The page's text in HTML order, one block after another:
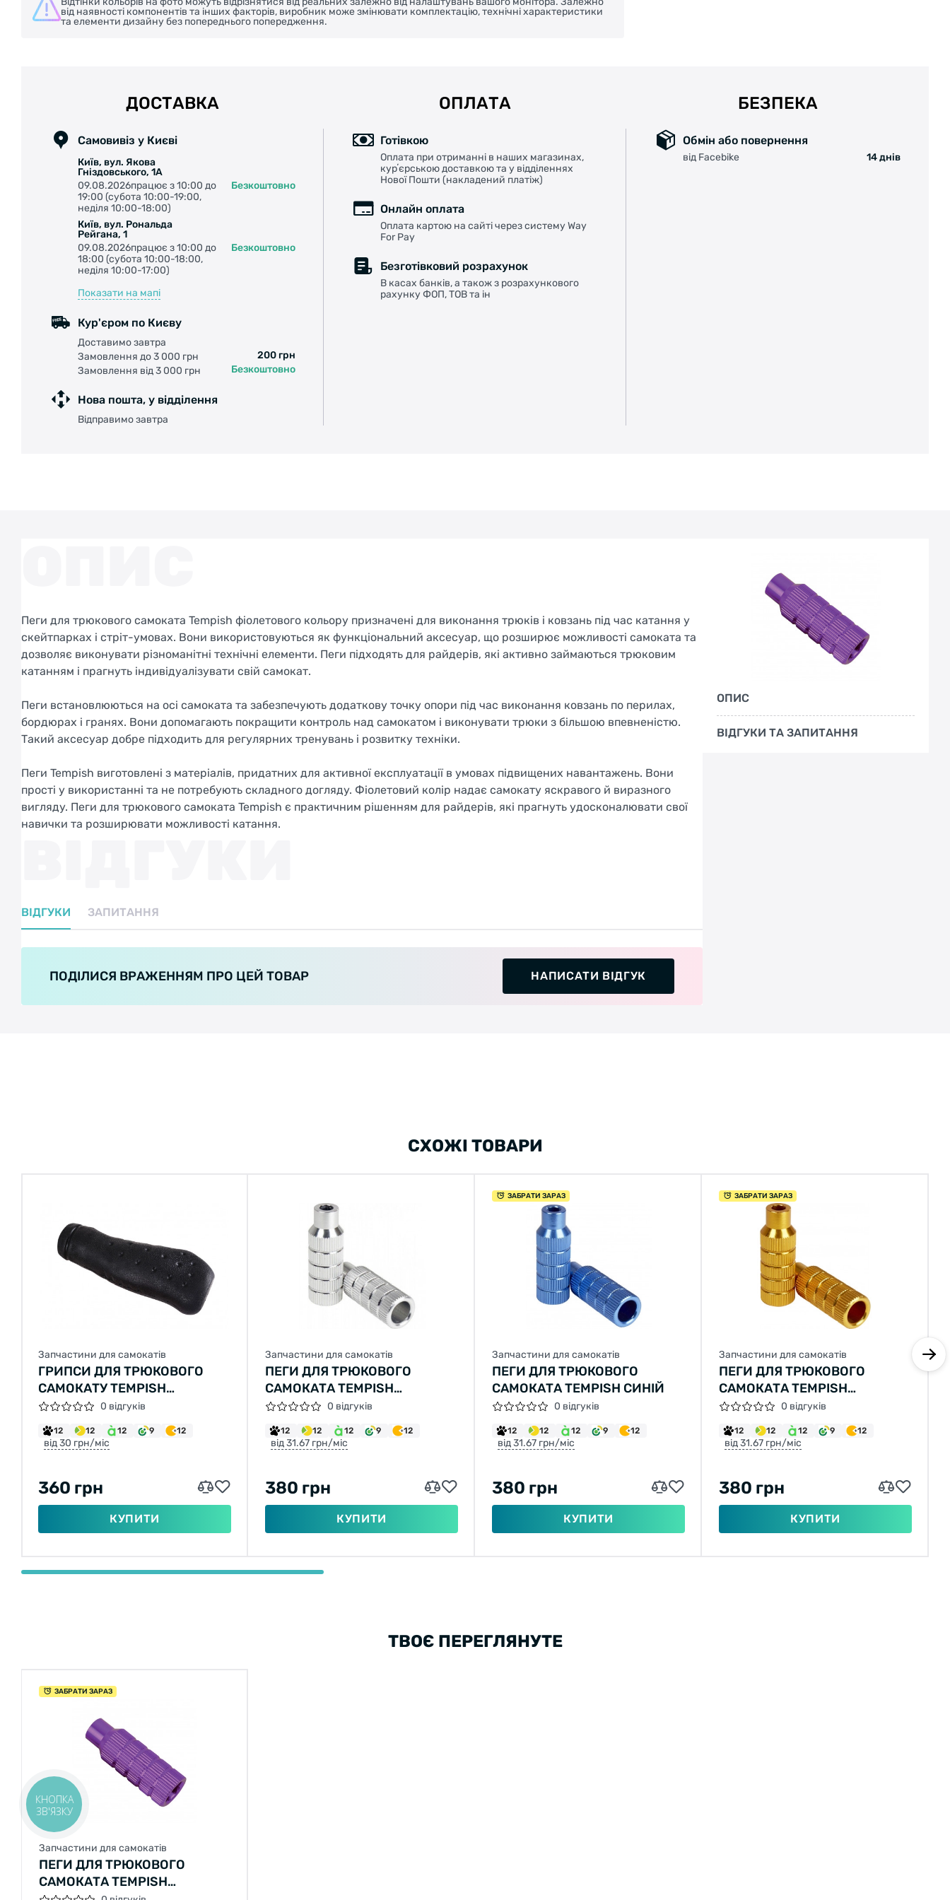
від наявності компонентів та інших факторів, виробник може змінювати комплектацію, технічні характеристики
та елементи дизайну без попереднього попередження.
ДОСТАВКА
Самовивіз у Києві
Київ, вул. Якова
Гніздовського, 1А
09.08.2026працює з 10:00 до
19:00 (субота 10:00-19:00,
неділя 10:00-18:00)
Безкоштовно
Київ, вул. Рональда
Рейгана, 1
09.08.2026працює з 10:00 до
18:00 (субота 10:00-18:00,
неділя 10:00-17:00)
Безкоштовно
Показати на мапі
Кур'єром по Києву
Доставимо завтра
Замовлення до 3 000 грн
200 грн
Замовлення від 3 000 грн
Безкоштовно
Нова пошта, у відділення
Відправимо завтра
ОПЛАТА
Готівкою
Оплата при отриманні в наших магазинах,
курʼєрською доставкою та у відділеннях
Нової Пошти (накладений платіж)
Онлайн оплата
Оплата картою на сайті через систему Way
For Pay
Безготівковий розрахунок
В касах банків, а також з розрахункового
рахунку ФОП, ТОВ та ін
БЕЗПЕКА
Обмін або повернення
від Facebike 14 днів
Пеги для трюкового самоката Tempish фіолетового кольору призначені для виконання трюків і ковзань під час катання у
скейтпарках і стріт-умовах. Вони використовуються як функціональний аксесуар, що розширює можливості самоката та
дозволяє виконувати різноманітні технічні елементи. Пеги підходять для райдерів, які активно займаються трюковим
катанням і прагнуть індивідуалізувати свій самокат.
Пеги встановлюються на осі самоката та забезпечують додаткову точку опори під час виконання ковзань по перилах,
бордюрах і гранях. Вони допомагають покращити контроль над самокатом і виконувати трюки з більшою впевненістю.
Такий аксесуар добре підходить для регулярних тренувань і розвитку техніки.
Пеги Tempish виготовлені з матеріалів, придатних для активної експлуатації в умовах підвищених навантажень. Вони
прості у використанні та не потребують складного догляду. Фіолетовий колір надає самокату яскравого й виразного
вигляду. Пеги для трюкового самоката Tempish є практичним рішенням для райдерів, які прагнуть удосконалювати свої
навички та розширювати можливості катання.
ВІДГУКИ ЗАПИТАННЯ
ПОДІЛИСЯ ВРАЖЕННЯМ ПРО ЦЕЙ ТОВАР НАПИСАТИ ВІДГУК
ОПИС
ВІДГУКИ ТА ЗАПИТАННЯ
СХОЖІ ТОВАРИ
Запчастини для самокатів
ГРИПСИ ДЛЯ ТРЮКОВОГО
САМОКАТУ TEMPISH
HANDLEBARS - ANATOMICAL
0 відгуків
12 12 12 9 12
від 30 грн/міс
360 грн
КУПИТИ
Запчастини для самокатів
ПЕГИ ДЛЯ ТРЮКОВОГО
САМОКАТА TEMPISH
СРІБЛЯСТИЙ0 відгуків
12 12 12 9 12
від 31.67 грн/міс
380 грн
КУПИТИ
ЗАБРАТИ ЗАРАЗ
Запчастини для самокатів
ПЕГИ ДЛЯ ТРЮКОВОГО
САМОКАТА TEMPISH СИНІЙ
0 відгуків
12 12 12 9 12
від 31.67 грн/міс
380 грн
КУПИТИ
ЗАБРАТИ ЗАРАЗ
Запчастини для самокатів
ПЕГИ ДЛЯ ТРЮКОВОГО
САМОКАТА TEMPISH
ЗОЛОТИЙ0 відгуків
12 12 12 9 12
від 31.67 грн/міс
380 грн
КУПИТИ
ТВОЄ ПЕРЕГЛЯНУТЕ
ЗАБРАТИ ЗАРАЗ
Запчастини для самокатів
ПЕГИ ДЛЯ ТРЮКОВОГО
САМОКАТА TEMPISH
КНОПКА
ЗВ'ЯЗКУ